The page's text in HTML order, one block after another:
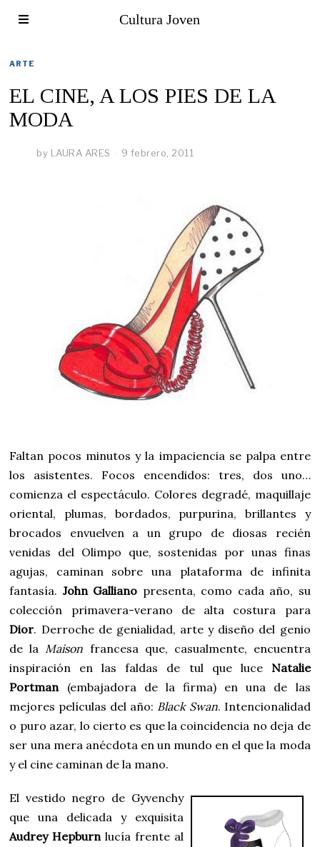
Cultura Joven
ARTE
EL CINE, A LOS PIES DE LA
MODA
by LAURA ARES 9 febrero, 2011
Faltan pocos minutos y la impaciencia se palpa entre
los asistentes. Focos encendidos: tres, dos uno…
comienza el espectáculo. Colores degradé, maquillaje
oriental, plumas, bordados, purpurina, brillantes y
brocados envuelven a un grupo de diosas recién
venidas del Olimpo que, sostenidas por unas finas
agujas, caminan sobre una plataforma de infinita
fantasía. John Galliano presenta, como cada año, su
colección primavera-verano de alta costura para
Dior. Derroche de genialidad, arte y diseño del genio
de la Maison francesa que, casualmente, encuentra
inspiración en las faldas de tul que luce Natalie
Portman (embajadora de la firma) en una de las
mejores películas del año: Black Swan. Intencionalidad
o puro azar, lo cierto es que la coincidencia no deja de
ser una mera anécdota en un mundo en el que la moda
y el cine caminan de la mano.
El vestido negro de Gyvenchy
que una delicada y exquisita
Audrey Hepburn lucía frente al